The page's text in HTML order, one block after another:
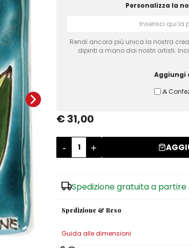
Personalizza la
Rendi ancora più unica la nostra
dipinti a mano dai nostri artisti.
Aggiungi
Ⰶ
€ 31,00
- +
Spedizione gratuita a partire
Spedizione & Reso
Guida alle dimensioni